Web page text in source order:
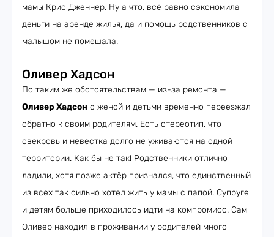
мамы Крис Дженнер. Ну а что, всё равно сэкономила
деньги на аренде жилья, да и помощь родственников с
малышом не помешала.
Оливер Хадсон
По таким же обстоятельствам — из-за ремонта —
Оливер Хадсон с женой и детьми временно переезжал
обратно к своим родителям. Есть стереотип, что
свекровь и невестка долго не уживаются на одной
территории. Как бы не так! Родственники отлично
ладили, хотя позже актёр признался, что единственный
из всех так сильно хотел жить у мамы с папой. Супруге
и детям больше приходилось идти на компромисс. Сам
Оливер находил в проживании у родителей много